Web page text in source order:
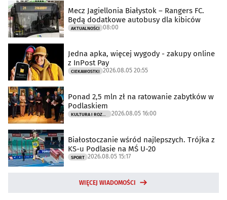
Mecz Jagiellonia Białystok – Rangers FC.
Będą dodatkowe autobusy dla kibiców
AKTUALNOŚCI 08:00
Jedna apka, więcej wygody - zakupy online
z InPost Pay
CIEKAWOSTKI 2026.08.05 20:55
Ponad 2,5 mln zł na ratowanie zabytków w
Podlaskiem
KULTURA I ROZRYWKA 2026.08.05 16:00
Białostoczanie wśród najlepszych. Trójka z
KS-u Podlasie na MŚ U-20
SPORT 2026.08.05 15:17
WIĘCEJ WIADOMOŚCI